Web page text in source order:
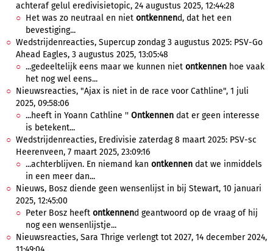
achteraf gelul eredivisietopic, 24 augustus 2025, 12:44:28
Het was zo neutraal en niet ontkennend, dat het een
bevestiging...
Wedstrijdenreacties, Supercup zondag 3 augustus 2025: PSV-Go
Ahead Eagles, 3 augustus 2025, 13:05:48
...gedeeltelijk eens maar we kunnen niet ontkennen hoe vaak
het nog wel eens...
Nieuwsreacties, "Ajax is niet in de race voor Cathline", 1 juli
2025, 09:58:06
...heeft in Yoann Cathline '' Ontkennen dat er geen interesse
is betekent...
Wedstrijdenreacties, Eredivisie zaterdag 8 maart 2025: PSV-sc
Heerenveen, 7 maart 2025, 23:09:16
...achterblijven. En niemand kan ontkennen dat we inmiddels
in een meer dan...
Nieuws, Bosz diende geen wensenlijst in bij Stewart, 10 januari
2025, 12:45:00
Peter Bosz heeft ontkennend geantwoord op de vraag of hij
nog een wensenlijstje...
Nieuwsreacties, Sara Thrige verlengt tot 2027, 14 december 2024,